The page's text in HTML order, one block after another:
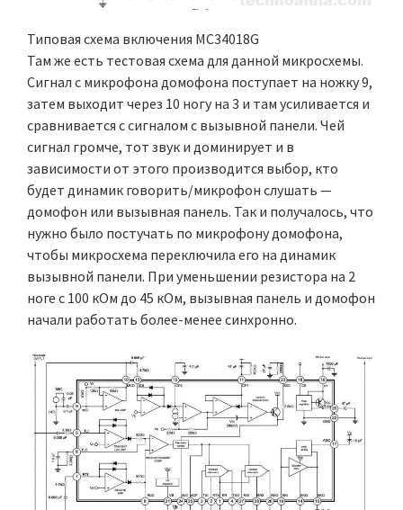
Типовая схема включения MC34018G
Там же есть тестовая схема для данной микросхемы.
Сигнал с микрофона домофона поступает на ножку 9,
затем выходит через 10 ногу на 3 и там усиливается и
сравнивается с сигналом с вызывной панели. Чей
сигнал громче, тот звук и доминирует и в
зависимости от этого производится выбор, кто
будет динамик говорить/микрофон слушать —
домофон или вызывная панель. Так и получалось, что
нужно было постучать по микрофону домофона,
чтобы микросхема переключила его на динамик
вызывной панели. При уменьшении резистора на 2
ноге с 100 кОм до 45 кОм, вызывная панель и домофон
начали работать более-менее синхронно.